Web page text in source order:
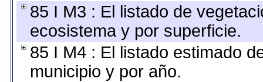
85 I M3 : El listado de
ecosistema y por superficie.
85 I M4 : El listado estimado
municipio y por año.